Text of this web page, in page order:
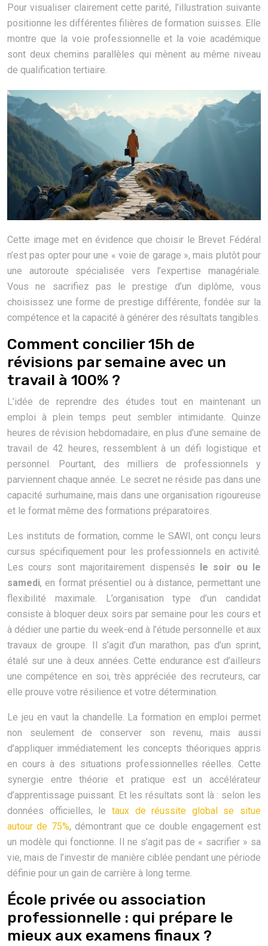
Pour visualiser clairement cette parité, l’illustration suivante
positionne les différentes filières de formation suisses. Elle
montre que la voie professionnelle et la voie académique
sont deux chemins parallèles qui mènent au même niveau
de qualification tertiaire.
Cette image met en évidence que choisir le Brevet Fédéral
n’est pas opter pour une « voie de garage », mais plutôt pour
une autoroute spécialisée vers l’expertise managériale.
Vous ne sacrifiez pas le prestige d’un diplôme, vous
choisissez une forme de prestige différente, fondée sur la
compétence et la capacité à générer des résultats tangibles.
Comment concilier 15h de
révisions par semaine avec un
travail à 100% ?
L’idée de reprendre des études tout en maintenant un
emploi à plein temps peut sembler intimidante. Quinze
heures de révision hebdomadaire, en plus d’une semaine de
travail de 42 heures, ressemblent à un défi logistique et
personnel. Pourtant, des milliers de professionnels y
parviennent chaque année. Le secret ne réside pas dans une
capacité surhumaine, mais dans une organisation rigoureuse
et le format même des formations préparatoires.
Les instituts de formation, comme le SAWI, ont conçu leurs
cursus spécifiquement pour les professionnels en activité.
Les cours sont majoritairement dispensés le soir ou le
samedi, en format présentiel ou à distance, permettant une
flexibilité maximale. L’organisation type d’un candidat
consiste à bloquer deux soirs par semaine pour les cours et
à dédier une partie du week-end à l’étude personnelle et aux
travaux de groupe. Il s’agit d’un marathon, pas d’un sprint,
étalé sur une à deux années. Cette endurance est d’ailleurs
une compétence en soi, très appréciée des recruteurs, car
elle prouve votre résilience et votre détermination.
Le jeu en vaut la chandelle. La formation en emploi permet
non seulement de conserver son revenu, mais aussi
d’appliquer immédiatement les concepts théoriques appris
en cours à des situations professionnelles réelles. Cette
synergie entre théorie et pratique est un accélérateur
d’apprentissage puissant. Et les résultats sont là : selon les
données officielles, le taux de réussite global se situe
autour de 75%, démontrant que ce double engagement est
un modèle qui fonctionne. Il ne s’agit pas de « sacrifier » sa
vie, mais de l’investir de manière ciblée pendant une période
définie pour un gain de carrière à long terme.
École privée ou association
professionnelle : qui prépare le
mieux aux examens finaux ?